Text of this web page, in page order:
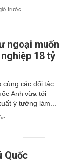
trước
ngoại muốn
18 tỷ
cùng các đối tác
Anh vừa tới
ý tưởng làm...
Quốc